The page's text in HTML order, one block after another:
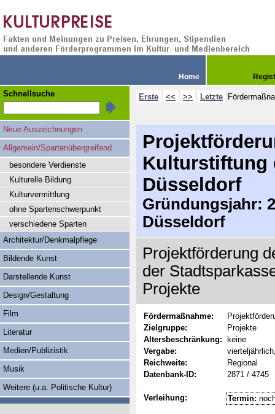
Home
Erste << >> Letzte
Kulturstiftung
Düsseldorf
Gründungsjahr:
Düsseldorf
Projektförderung
der
Projekte
Fördermaßnahme:
Zielgruppe:
Projekte
Altersbeschränkung:
keine
Vergabe:
Reichweite:
Regional
Datenbank-ID:
2871 / 4745
Verleihung: Termin:
Schnellsuche
Neue Auszeichnungen
Allgemein/Spartenübergreifend
besondere Verdienste
Kulturelle Bildung
Kulturvermittlung
ohne Spartenschwerpunkt
verschiedene Sparten
Architektur/Denkmalpflege
Bildende Kunst
Darstellende Kunst
Design/Gestaltung
Film
Literatur
Medien/Publizistik
Musik
Weitere (u.a. Politische Kultur)